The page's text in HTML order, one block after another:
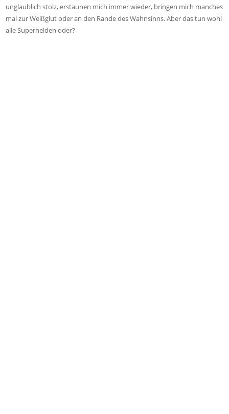
unglaublich stolz, erstaunen mich immer wieder, bringen mich manches
mal zur Weißglut oder an den Rande des Wahnsinns. Aber das tun wohl
alle Superhelden oder?